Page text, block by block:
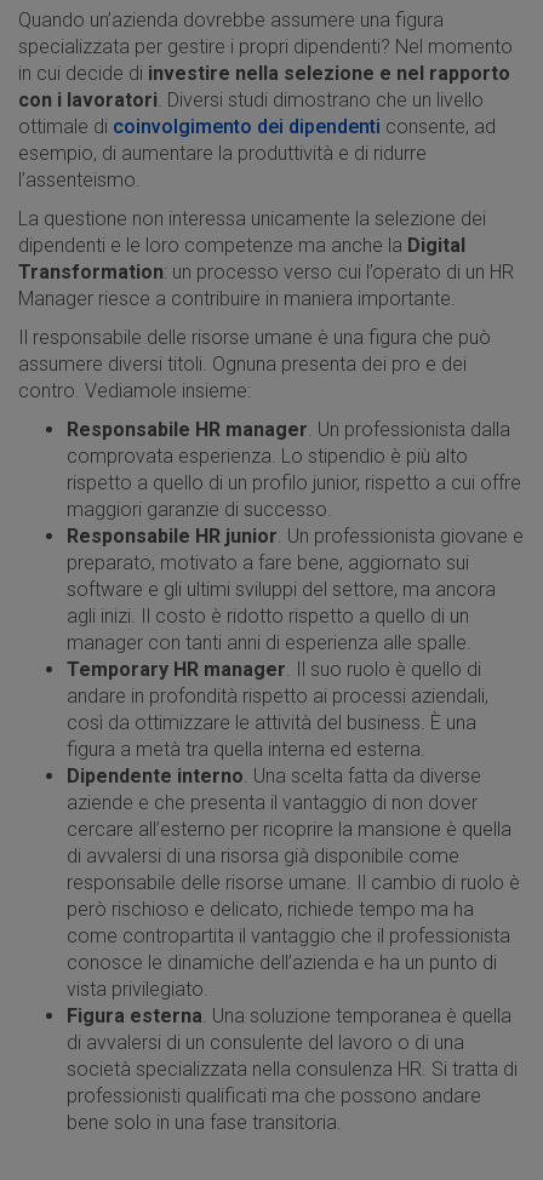
Quando un’azienda dovrebbe assumere una figura
specializzata per gestire i propri dipendenti? Nel momento
in cui decide di investire nella selezione e nel rapporto
con i lavoratori. Diversi studi dimostrano che un livello
ottimale di coinvolgimento dei dipendenti consente, ad
esempio, di aumentare la produttività e di ridurre
l’assenteismo.
La questione non interessa unicamente la selezione dei
dipendenti e le loro competenze ma anche la Digital
Transformation: un processo verso cui l’operato di un HR
Manager riesce a contribuire in maniera importante.
Il responsabile delle risorse umane è una figura che può
assumere diversi titoli. Ognuna presenta dei pro e dei
contro. Vediamole insieme:
Responsabile HR manager. Un professionista dalla
comprovata esperienza. Lo stipendio è più alto
rispetto a quello di un profilo junior, rispetto a cui offre
maggiori garanzie di successo.
Responsabile HR junior. Un professionista giovane e
preparato, motivato a fare bene, aggiornato sui
software e gli ultimi sviluppi del settore, ma ancora
agli inizi. Il costo è ridotto rispetto a quello di un
manager con tanti anni di esperienza alle spalle.
Temporary HR manager. Il suo ruolo è quello di
andare in profondità rispetto ai processi aziendali,
così da ottimizzare le attività del business. È una
figura a metà tra quella interna ed esterna.
Dipendente interno. Una scelta fatta da diverse
aziende e che presenta il vantaggio di non dover
cercare all’esterno per ricoprire la mansione è quella
di avvalersi di una risorsa già disponibile come
responsabile delle risorse umane. Il cambio di ruolo è
però rischioso e delicato, richiede tempo ma ha
come contropartita il vantaggio che il professionista
conosce le dinamiche dell’azienda e ha un punto di
vista privilegiato.
Figura esterna. Una soluzione temporanea è quella
di avvalersi di un consulente del lavoro o di una
società specializzata nella consulenza HR. Si tratta di
professionisti qualificati ma che possono andare
bene solo in una fase transitoria.